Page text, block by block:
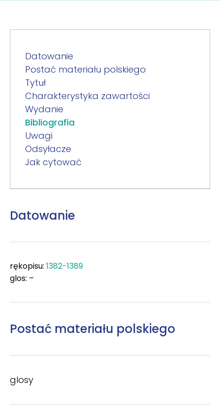
Datowanie
Postać materiału polskiego
Tytuł
Charakterystyka zawartości
Wydanie
Bibliografia
Uwagi
Odsyłacze
Jak cytować
Datowanie
rękopisu: 1382-1389
glos: –
Postać materiału polskiego
glosy